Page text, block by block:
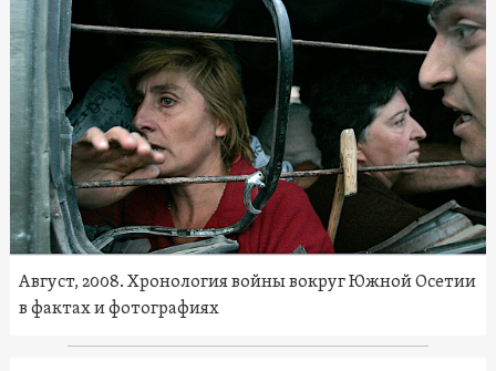
Август, 2008. Хронология войны вокруг Южной Осетии
в фактах и фотографиях